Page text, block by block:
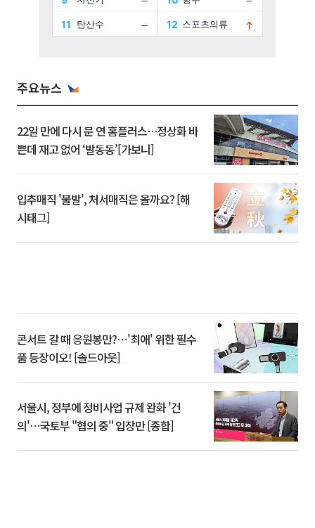
주요뉴스
22일 만에 다시 문 연 홈플러스…정상화 바
쁜데 재고 없어 ‘발동동’[가보니]
입추매직 '불발', 처서매직은 올까요? [해
시태그]
콘서트 갈 때 응원봉만?⋯'최애' 위한 필수
품 등장이오! [솔드아웃]
서울시, 정부에 정비사업 규제 완화 '건
의'⋯국토부 "협의 중" 입장만 [종합]